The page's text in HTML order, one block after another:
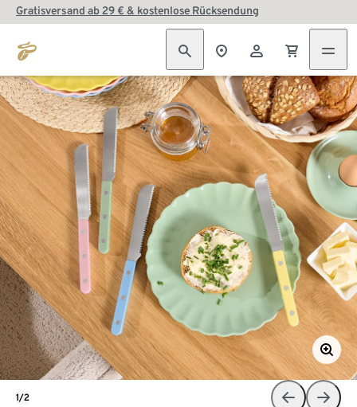
Gratisversand ab 29 € & kostenlose Rücksendung
1/2